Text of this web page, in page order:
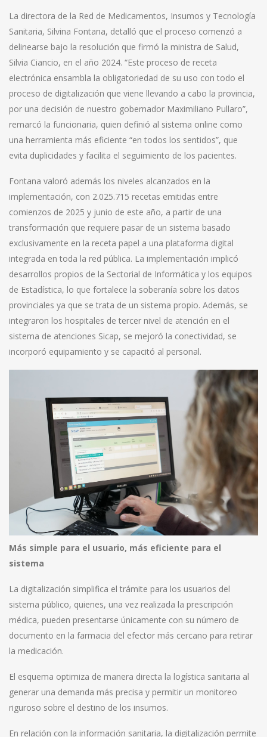
La directora de la Red de Medicamentos, Insumos y Tecnología
Sanitaria, Silvina Fontana, detalló que el proceso comenzó a
delinearse bajo la resolución que firmó la ministra de Salud,
Silvia Ciancio, en el año 2024. “Este proceso de receta
electrónica ensambla la obligatoriedad de su uso con todo el
proceso de digitalización que viene llevando a cabo la provincia,
por una decisión de nuestro gobernador Maximiliano Pullaro”,
remarcó la funcionaria, quien definió al sistema online como
una herramienta más eficiente “en todos los sentidos”, que
evita duplicidades y facilita el seguimiento de los pacientes.
Fontana valoró además los niveles alcanzados en la
implementación, con 2.025.715 recetas emitidas entre
comienzos de 2025 y junio de este año, a partir de una
transformación que requiere pasar de un sistema basado
exclusivamente en la receta papel a una plataforma digital
integrada en toda la red pública. La implementación implicó
desarrollos propios de la Sectorial de Informática y los equipos
de Estadística, lo que fortalece la soberanía sobre los datos
provinciales ya que se trata de un sistema propio. Además, se
integraron los hospitales de tercer nivel de atención en el
sistema de atenciones Sicap, se mejoró la conectividad, se
incorporó equipamiento y se capacitó al personal.
Más simple para el usuario, más eficiente para el
sistema
La digitalización simplifica el trámite para los usuarios del
sistema público, quienes, una vez realizada la prescripción
médica, pueden presentarse únicamente con su número de
documento en la farmacia del efector más cercano para retirar
la medicación.
El esquema optimiza de manera directa la logística sanitaria al
generar una demanda más precisa y permitir un monitoreo
riguroso sobre el destino de los insumos.
En relación con la información sanitaria, la digitalización permite